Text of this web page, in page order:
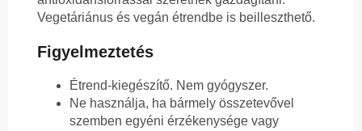
Vegetáriánus és vegán étrendbe is beilleszthető.
Figyelmeztetés
Étrend-kiegészítő. Nem gyógyszer.
Ne használja, ha bármely összetevővel
szemben egyéni érzékenysége vagy